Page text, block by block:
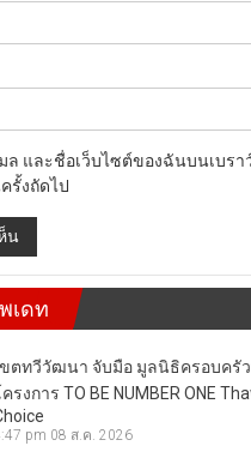
ล และชื่อเว็บไซต์ของฉันบนเบรา
รั้งถัดไป
เดท
ขตทวีวัฒนา จับมือ มูลนิธิครอบครัว
รงการ TO BE NUMBER ONE
pm 08 ส.ค. 2026